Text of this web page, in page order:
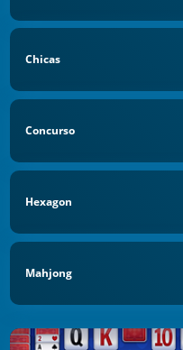
Chicas
Concurso
Hexagon
Mahjong